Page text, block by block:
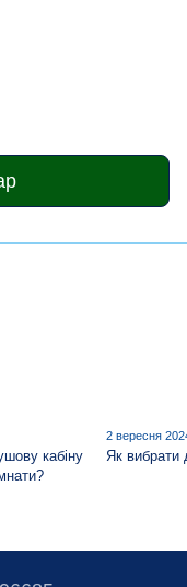
кабіну
2 вересня
Як вибрати